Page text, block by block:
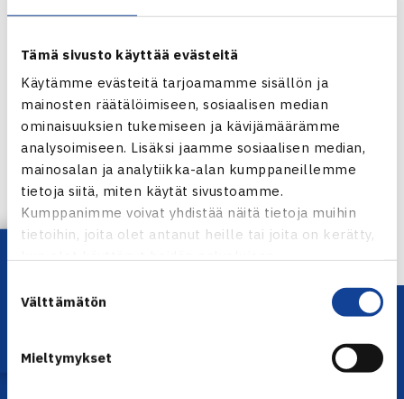
Tämä sivusto käyttää evästeitä
Käytämme evästeitä tarjoamamme sisällön ja
mainosten räätälöimiseen, sosiaalisen median
ominaisuuksien tukemiseen ja kävijämäärämme
analysoimiseen. Lisäksi jaamme sosiaalisen median,
mainosalan ja analytiikka-alan kumppaneillemme
tietoja siitä, miten käytät sivustoamme.
Kumppanimme voivat yhdistää näitä tietoja muihin
tietoihin, joita olet antanut heille tai joita on kerätty,
valinta
Välttämätön
Mieltymykset
Jaa:
← Edellinen
Lataa OmaTennis!